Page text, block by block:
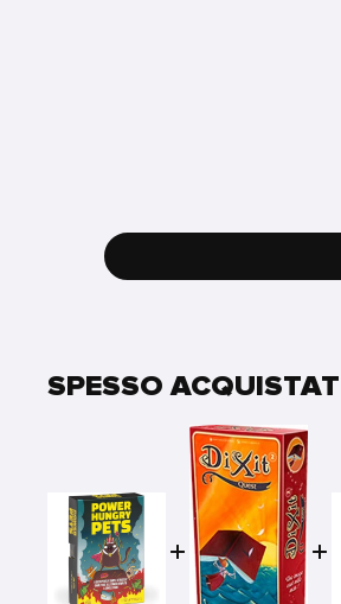
SPESSO